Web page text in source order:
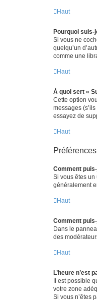
Haut
Pourquoi suis-
Si vous ne
quelqu’un
comme une
Haut
À quoi sert «
Cette option
messages
essayez de
Haut
Comment
Si vous êtes un
généralement
Haut
Comment
Dans le
des
Haut
L’heure n’est
Il est possible
votre zone
Si vous n’êtes